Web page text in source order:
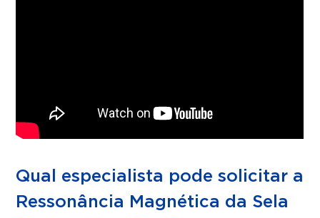
Qual especialista pode solicitar a
Ressonância Magnética da Sela